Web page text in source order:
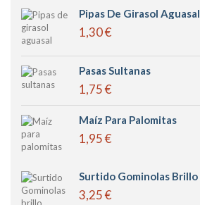
Pipas De Girasol Aguasal
1,30 €
Pasas Sultanas
1,75 €
Maíz Para Palomitas
1,95 €
Surtido Gominolas Brillo
3,25 €